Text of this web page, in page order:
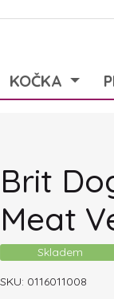
KOČKA
Brit
Meat
Skladem
SKU: 0116011008